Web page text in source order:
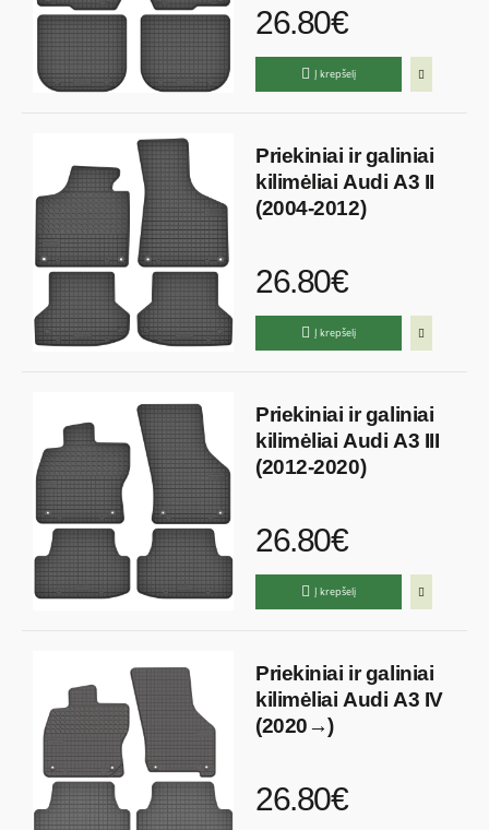
26.80€
Į krepšelį
Priekiniai ir galiniai
kilimėliai Audi A3 II
(2004-2012)
26.80€
Į krepšelį
Priekiniai ir galiniai
kilimėliai Audi A3 III
(2012-2020)
26.80€
Į krepšelį
Priekiniai ir galiniai
kilimėliai Audi A3 IV
(2020→)
26.80€